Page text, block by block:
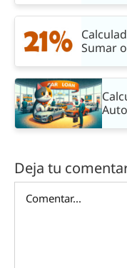
Sumar
Deja tu